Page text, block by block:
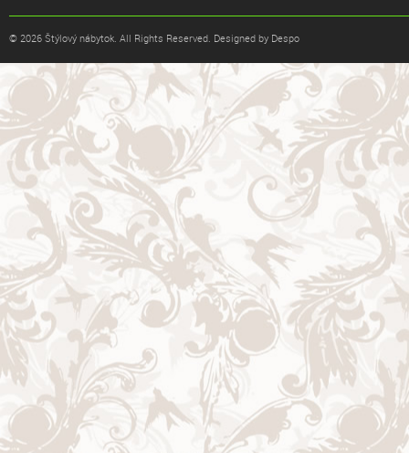
© 2026 Štýlový nábytok. All Rights Reserved. Designed by Despo